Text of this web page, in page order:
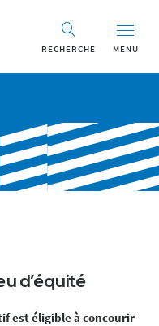
RECHERCHE MENU
d’équité
est éligible à concourir